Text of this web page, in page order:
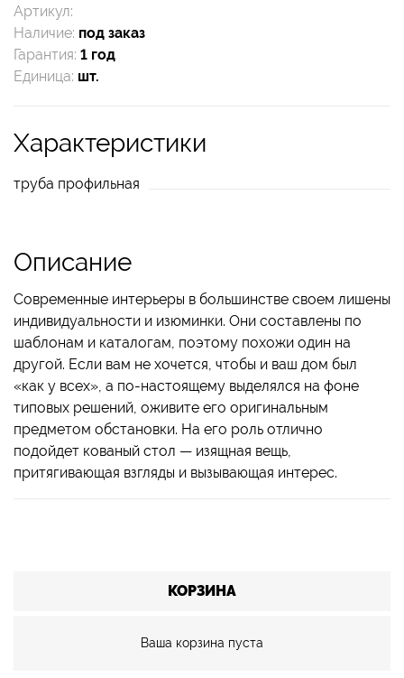
Артикул:
Наличие: под заказ
Гарантия: 1 год
Единица: шт.
Характеристики
труба профильная
Описание
Современные интерьеры в большинстве своем лишены
индивидуальности и изюминки. Они составлены по
шаблонам и каталогам, поэтому похожи один на
другой. Если вам не хочется, чтобы и ваш дом был
«как у всех», а по-настоящему выделялся на фоне
типовых решений, оживите его оригинальным
предметом обстановки. На его роль отлично
подойдет кованый стол — изящная вещь,
притягивающая взгляды и вызывающая интерес.
КОРЗИНА
Ваша корзина пуста